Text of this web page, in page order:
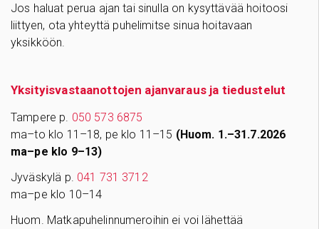
Jos haluat perua ajan tai sinulla on kysyttävää hoitoosi
liittyen, ota yhteyttä puhelimitse sinua hoitavaan
yksikköön.
Yksityisvastaanottojen ajanvaraus ja tiedustelut
Tampere p. 050 573 6875
ma–to klo 11–18, pe klo 11–15 (Huom. 1.–31.7.2026
ma–pe klo 9–13)
Jyväskylä p. 041 731 3712
ma–pe klo 10–14
Huom. Matkapuhelinnumeroihin ei voi lähettää